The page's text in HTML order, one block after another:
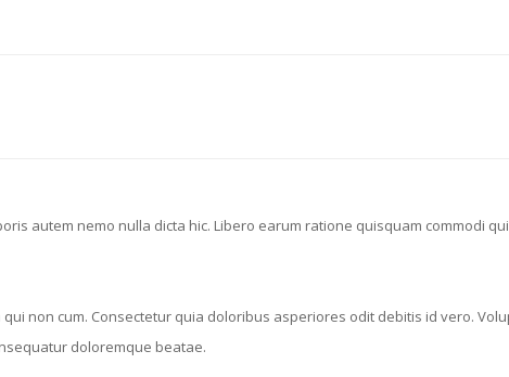
autem nemo nulla dicta hic. Libero earum ratione quisquam commodi
non cum. Consectetur quia doloribus asperiores odit debitis id vero.
doloremque beatae.